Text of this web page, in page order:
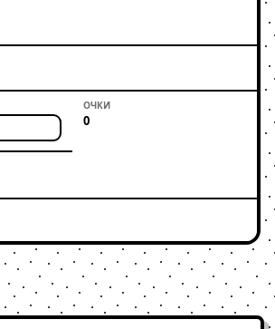
0